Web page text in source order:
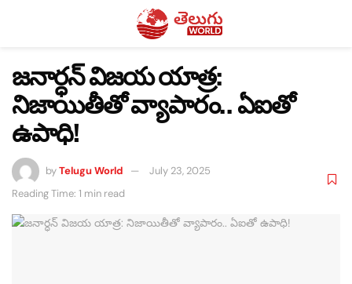
జనార్ధన్ విజయ యాత్ర:
నిజాయితీతో వ్యాపారం.. ఏఐతో
ఉపాధి!
byTelugu World
July 23, 2025
Reading Time: 1 min read